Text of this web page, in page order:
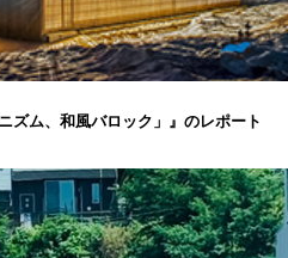
ズム、和風バロック」』のレポート